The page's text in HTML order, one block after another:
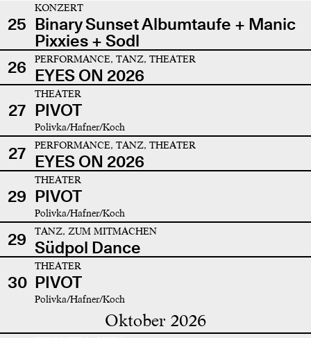
25
KONZERT
Binary Sunset Albumtaufe + Manic
Pixxies + Sodl
26
PERFORMANCE, TANZ, THEATER
EYES ON 2026
27
THEATER
PIVOT
Polivka/Hafner/Koch
27 PERFORMANCE, TANZ, THEATER
EYES ON 2026
29
THEATER
PIVOT
Polivka/Hafner/Koch
29 TANZ, ZUM MITMACHEN
Südpol Dance
30
THEATER
PIVOT
Polivka/Hafner/Koch
Oktober 2026